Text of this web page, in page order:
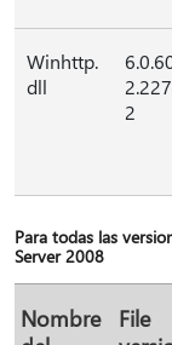
Winhttp.
dll
2
Para todas las
Server 2008
Nombre
File